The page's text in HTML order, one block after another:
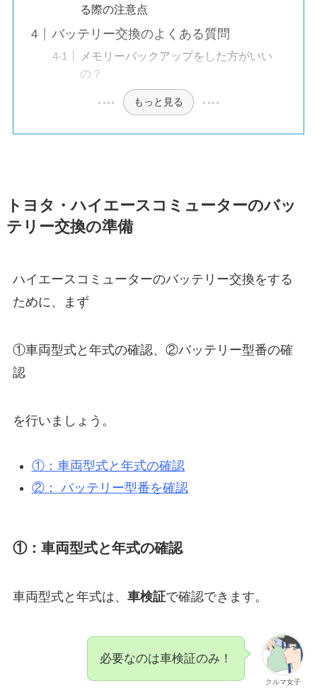
る際の注意点
バッテリー交換のよくある質問
メモリーバックアップをした方がいい
の？
もっと見る
トヨタ・ハイエースコミューターのバッ
テリー交換の準備
ハイエースコミューターのバッテリー交換をする
ために、まず
①車両型式と年式の確認、②バッテリー型番の確
認
を行いましょう。
①：車両型式と年式の確認
②： バッテリー型番を確認
①：車両型式と年式の確認
車両型式と年式は、 車検証で確認できます。
クルマ女子
必要なのは車検証のみ！